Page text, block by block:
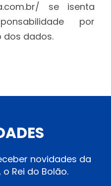
se isenta
por
dos dados.
novidades da
Rei do Bolão.